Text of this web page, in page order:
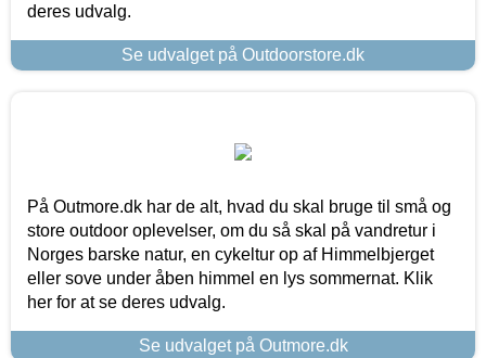
deres udvalg.
Se udvalget på Outdoorstore.dk
På Outmore.dk har de alt, hvad du skal bruge til små og
store outdoor oplevelser, om du så skal på vandretur i
Norges barske natur, en cykeltur op af Himmelbjerget
eller sove under åben himmel en lys sommernat. Klik
her for at se deres udvalg.
Se udvalget på Outmore.dk